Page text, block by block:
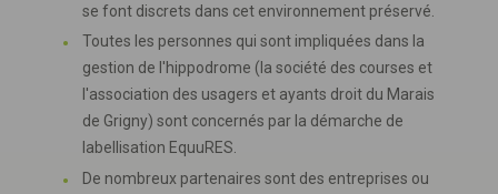
se font discrets dans cet environnement préservé.
Toutes les personnes qui sont impliquées dans la
gestion de l'hippodrome (la société des courses et
l'association des usagers et ayants droit du Marais
de Grigny) sont concernés par la démarche de
labellisation EquuRES.
De nombreux partenaires sont des entreprises ou